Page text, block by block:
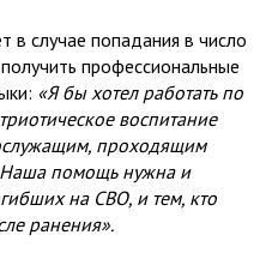
в случае попадания в число
профессиональные
«Я бы хотел работать по
воспитание
проходящим
Наша помощь нужна и
на СВО, и тем, кто
ранения».